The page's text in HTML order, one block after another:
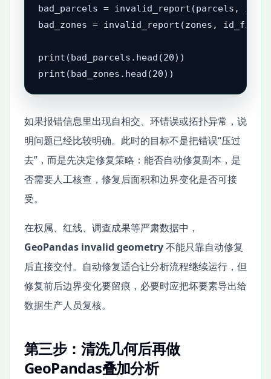
bad_parcels = invalid_report(parcels,
bad_zones = invalid_report(zones,
print(bad_parcels.head(20))
print(bad_zones.head(20))
如果报错信息里出现自相交、环错误或拓扑异常，说
明问题已经比较明确。此时的目标不是把错误“压过
去”，而是先决定修复策略：能否自动修复副本，是
否需要人工核查，修复后面积和边界变化是否可接
受。
在权属、红线、调查成果等严肃数据中，
GeoPandas invalid geometry不能只靠自动修复
后直接交付。自动修复适合让分析流程继续运行，但
修复前后边界变化要留痕，必要时应把坏要素导出给
数据生产人员复核。
第三步：清洗几何后再做
GeoPandas叠加分析